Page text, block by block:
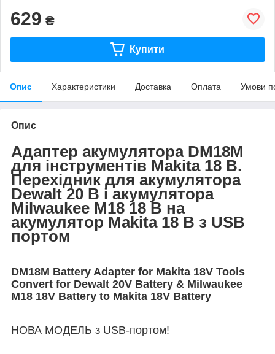
629 ₴
Купити
Опис Характеристики Доставка Оплата Умови
Опис
Адаптер акумулятора DM18M
для інструментів Makita 18 В.
Перехідник для акумулятора
Dewalt 20 В і акумулятора
Milwaukee M18 18 В на
акумулятор Makita 18 В з USB
портом
DM18M Battery Adapter for Makita 18V Tools
Convert for Dewalt 20V Battery & Milwaukee
M18 18V Battery to Makita 18V Battery
НОВА МОДЕЛЬ з USB-портом!